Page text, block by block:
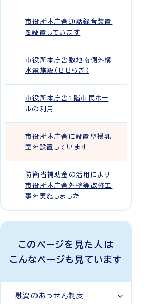
市役所本庁舎通話録音装置
を設置しています
市役所本庁舎敷地南側外構
水景施設（せせらぎ）
市役所本庁舎1階市民ホー
ルの利用
市役所本庁舎に設置型授乳
室を設置しています
防衛省補助金の活用により
市役所本庁舎外壁等改修工
事を実施しました
このページを見た人は
こんなページも見ています
融資のあっせん制度